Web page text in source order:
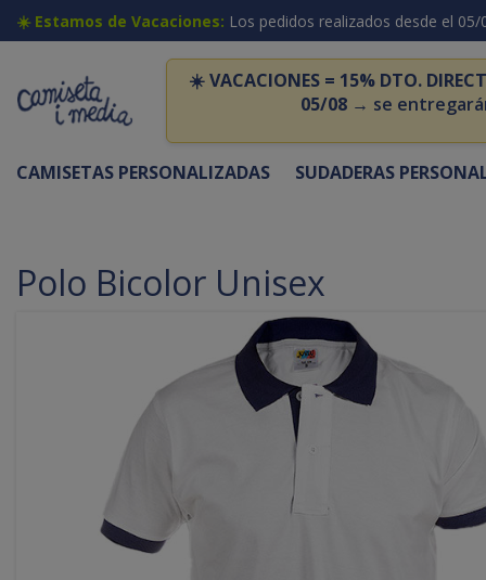
☀️ Estamos de Vacaciones: Los pedidos realizados desde el
☀️VACACIONES = 15% DTO.
05/08 → se
CAMISETAS PERSONALIZADAS SUDADERAS
Polo Bicolor Unisex